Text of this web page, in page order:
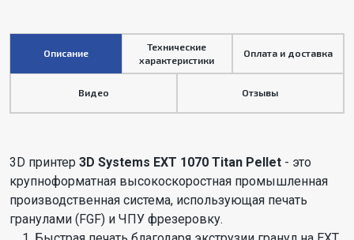
Описание
Технические
характеристики
Оплата и доставка
Видео Отзывы
3D принтер 3D Systems EXT 1070 Titan Pellet - это
крупноформатная высокоскоростная промышленная
производственная система, использующая печать
гранулами (FGF) и ЧПУ фрезеровку.